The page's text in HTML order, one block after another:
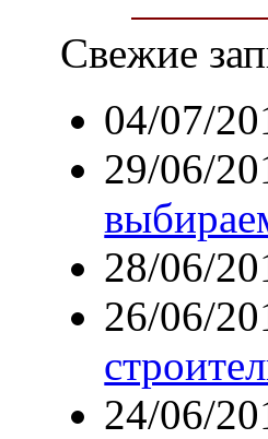
Свежие
04/07/
29/06/
28/06/
26/06/
24/06/